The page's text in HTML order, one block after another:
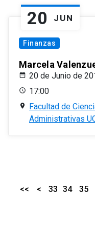
20 JUN
Finanzas
Marcela
20 de Junio de
17:00
Facultad de
Administrativas
<< < 33 34 35